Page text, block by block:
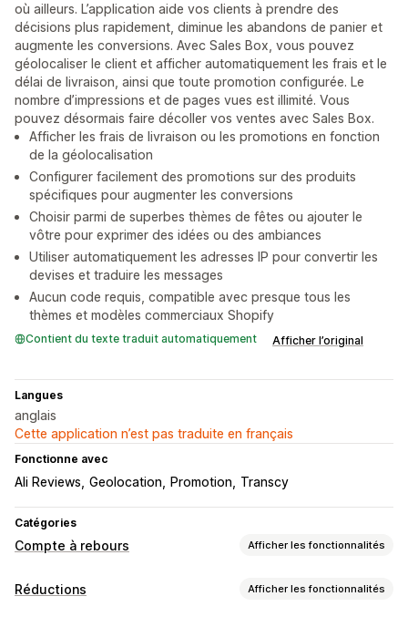
où ailleurs. L’application aide vos clients à prendre des
décisions plus rapidement, diminue les abandons de panier et
augmente les conversions. Avec Sales Box, vous pouvez
géolocaliser le client et afficher automatiquement les frais et le
délai de livraison, ainsi que toute promotion configurée. Le
nombre d’impressions et de pages vues est illimité. Vous
pouvez désormais faire décoller vos ventes avec Sales Box.
Afficher les frais de livraison ou les promotions en fonction
de la géolocalisation
Configurer facilement des promotions sur des produits
spécifiques pour augmenter les conversions
Choisir parmi de superbes thèmes de fêtes ou ajouter le
vôtre pour exprimer des idées ou des ambiances
Utiliser automatiquement les adresses IP pour convertir les
devises et traduire les messages
Aucun code requis, compatible avec presque tous les
thèmes et modèles commerciaux Shopify
Contient du texte traduit automatiquement Afficher l’original
Langues
anglais
Cette application n’est pas traduite en français
Fonctionne avec
Ali Reviews Geolocation Promotion Transcy
Catégories
Compte à rebours Afficher les fonctionnalités
Options d’affichage
Réductions Afficher les fonctionnalités